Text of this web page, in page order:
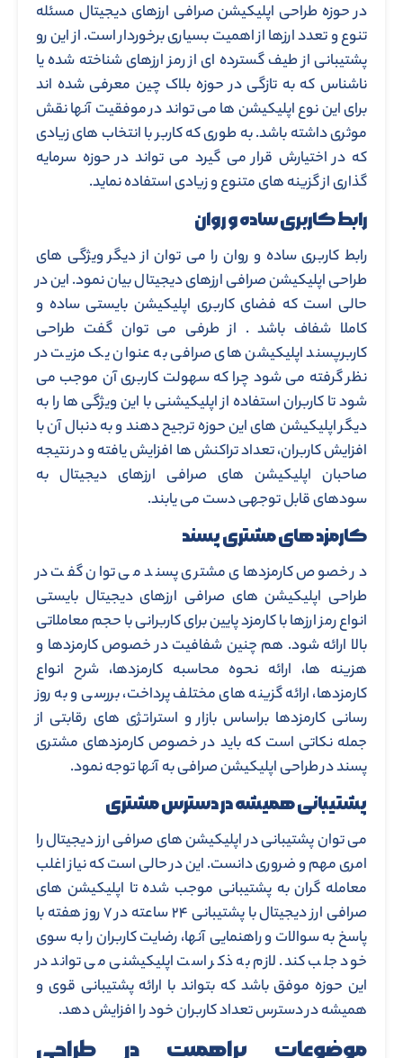
در حوزه طراحی اپلیکیشن صرافی ارزهای دیجیتال مسئله
تنوع و تعدد ارزها از اهمیت بسیاری برخوردار است. از این رو
پشتیبانی از طیف گسترده ای از رمز ارزهای شناخته شده یا
ناشناس که به تازگی در حوزه بلاک چین معرفی شده اند
برای این نوع اپلیکیشن ها می تواند در موفقیت آنها نقش
موثری داشته باشد. به طوری که کاربر با انتخاب های زیادی
که در اختیارش قرار می گیرد می تواند در حوزه سرمایه
گذاری از گزینه های متنوع و زیادی استفاده نماید.
رابط کاربری ساده و روان
رابط کاربری ساده و روان را می توان از دیگر ویژگی های
طراحی اپلیکیشن صرافی ارزهای دیجیتال بیان نمود. این در
حالی است که فضای کاربری اپلیکیشن بایستی ساده و
کاملا شفاف باشد . از طرفی می توان گفت طراحی
کاربرپسند اپلیکیشن های صرافی به عنوان یک مزیت در
نظر گرفته می شود چرا که سهولت کاربری آن موجب می
شود تا کاربران استفاده از اپلیکیشنی با این ویژگی ها را به
دیگر اپلیکیشن های این حوزه ترجیح دهند و به دنبال آن با
افزایش کاربران، تعداد تراکنش ها افزایش یافته و در نتیجه
صاحبان اپلیکیشن های صرافی ارزهای دیجیتال به
سودهای قابل توجهی دست می یابند.
کارمزد های مشتری پسند
در خصوص کارمزدهای مشتری پسند می توان گفت در
طراحی اپلیکیشن های صرافی ارزهای دیجیتال بایستی
انواع رمز ارزها با کارمزد پایین برای کاربرانی با حجم معاملاتی
بالا ارائه شود. هم چنین شفافیت در خصوص کارمزدها و
هزینه ها، ارائه نحوه محاسبه کارمزدها، شرح انواع
کارمزدها، ارائه گزینه های مختلف پرداخت، بررسی و به روز
رسانی کارمزدها براساس بازار و استراتژی های رقابتی از
جمله نکاتی است که باید در خصوص کارمزدهای مشتری
پسند در طراحی اپلیکیشن صرافی به آنها توجه نمود.
پشتیبانی همیشه در دسترس مشتری
می توان پشتیبانی در اپلیکیشن های صرافی ارز دیجیتال را
امری مهم و ضروری دانست. این در حالی است که نیاز اغلب
معامله گران به پشتیبانی موجب شده تا اپلیکیشن های
صرافی ارز دیجیتال با پشتیبانی ۲۴ ساعته در ۷ روز هفته با
پاسخ به سوالات و راهنمایی آنها، رضایت کاربران را به سوی
خود جلب کند. لازم به ذکر است اپلیکیشنی می تواند در
این حوزه موفق باشد که بتواند با ارائه پشتیبانی قوی و
همیشه در دسترس تعداد کاربران خود را افزایش دهد.
موضوعات پراهمیت در طراحی